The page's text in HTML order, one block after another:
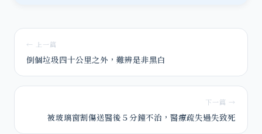
← 上一篇
倒個垃圾四十公里之外，難辨是非黑白
下一篇 →
被玻璃窗割傷送醫後５分鐘不治，醫療疏失過失致死